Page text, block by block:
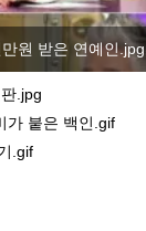
원 받은 연예인.jpg
.jpg
가 붙은 백인.gif
.gif